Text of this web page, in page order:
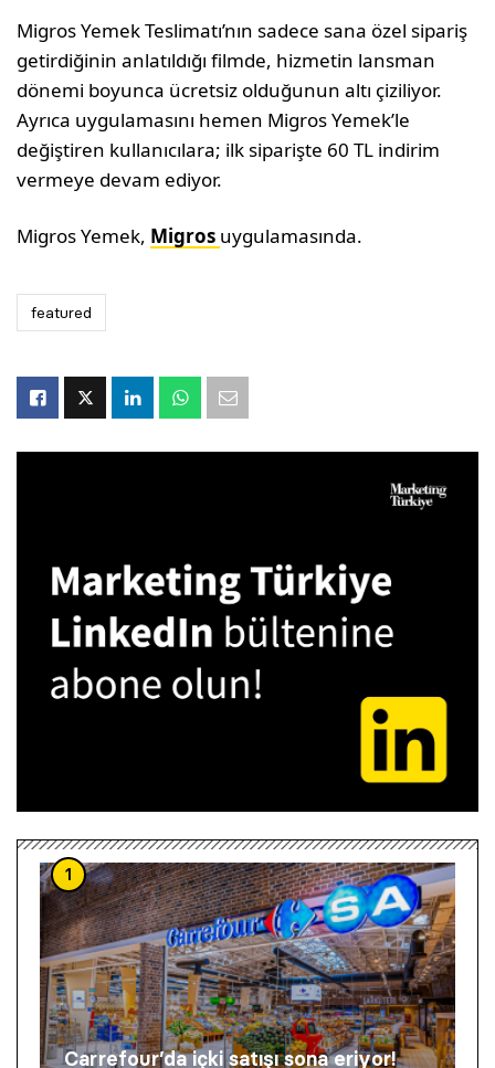
Migros Yemek Teslimatı’nın sadece sana özel sipariş
getirdiğinin anlatıldığı filmde, hizmetin lansman
dönemi boyunca ücretsiz olduğunun altı çiziliyor.
Ayrıca uygulamasını hemen Migros Yemek’le
değiştiren kullanıcılara; ilk siparişte 60 TL indirim
vermeye devam ediyor.
Migros Yemek, Migros uygulamasında.
featured
1
Carrefour’da içki satışı sona eriyor!